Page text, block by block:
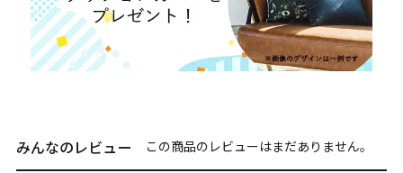
みんなのレビュー この商品のレビューはまだありません。